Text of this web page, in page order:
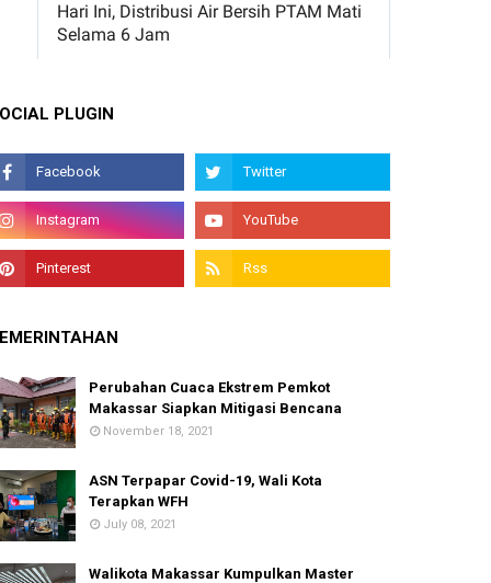
PLUGIN
Perubahan Cuaca Ekstrem Pemkot
Makassar Siapkan Mitigasi Bencana
November 18, 2021
ASN Terpapar Covid-19, Wali Kota
Terapkan WFH
July 08, 2021
Walikota Makassar Kumpulkan Master